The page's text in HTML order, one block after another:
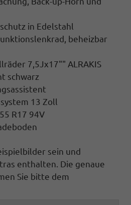
in Edelstahl
beheizbar
7,5Jx17"" ALRAKIS
schwarz
13 Zoll
R17 94V
sein und
enthalten. Die genaue
Sie bitte dem